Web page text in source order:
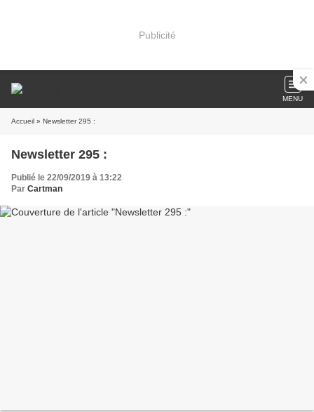
Publicité
MENU
Accueil » Newsletter 295 :
Newsletter 295 :
Publié le 22/09/2019 à 13:22
Par Cartman